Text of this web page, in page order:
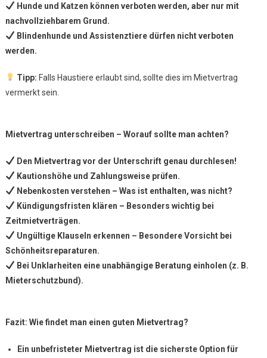
Hunde und Katzen können verboten werden, aber nur mit
nachvollziehbarem Grund.
Blindenhunde und Assistenztiere dürfen nicht verboten
werden.
Tipp: Falls Haustiere erlaubt sind, sollte dies im Mietvertrag
vermerkt sein.
Mietvertrag unterschreiben – Worauf sollte man achten?
Den Mietvertrag vor der Unterschrift genau durchlesen!
Kautionshöhe und Zahlungsweise prüfen.
Nebenkosten verstehen – Was ist enthalten, was nicht?
Kündigungsfristen klären – Besonders wichtig bei
Zeitmietverträgen.
Ungültige Klauseln erkennen – Besondere Vorsicht bei
Schönheitsreparaturen.
Bei Unklarheiten eine unabhängige Beratung einholen (z. B.
Mieterschutzbund).
Fazit: Wie findet man einen guten Mietvertrag?
Ein unbefristeter Mietvertrag ist die sicherste Option für